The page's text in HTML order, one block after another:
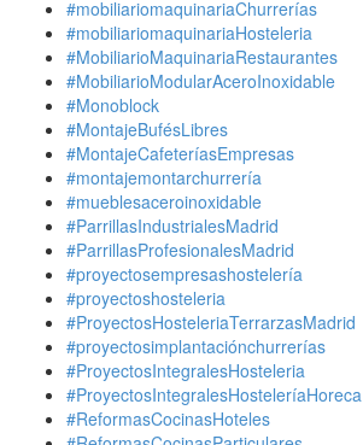
#mobiliariomaquinariaChurrerías
#mobiliariomaquinariaHosteleria
#MobiliarioMaquinariaRestaurantes
#MobiliarioModularAceroInoxidable
#Monoblock
#MontajeBufésLibres
#MontajeCafeteríasEmpresas
#montajemontarchurrería
#mueblesaceroinoxidable
#ParrillasIndustrialesMadrid
#ParrillasProfesionalesMadrid
#proyectosempresashostelería
#proyectoshosteleria
#ProyectosHosteleriaTerrarzasMadrid
#proyectosimplantaciónchurrerías
#ProyectosIntegralesHosteleria
#ProyectosIntegralesHosteleríaHoreca
#ReformasCocinasHoteles